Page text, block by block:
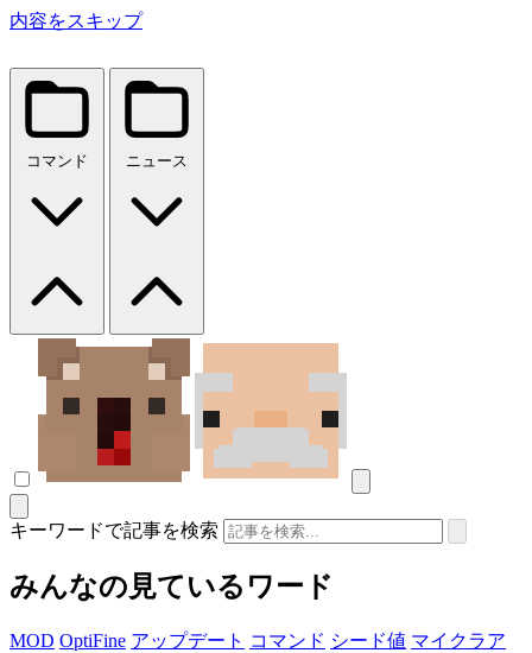
内容をスキップ
コマンド ニュース
キーワードで記事を検索
みんなの見ているワード
MOD OptiFine アップデート コマンド シード値 マイクラア